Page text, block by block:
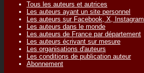
Tous les auteurs et autrices
Les auteurs ayant un site personnel
Les auteurs sur Facebook, X, Instagram
Les auteurs dans le monde
Les auteurs de France par département
Les auteurs écrivant sur mesure
Les organisations d'auteurs
Les conditions de publication auteur
Abonnement